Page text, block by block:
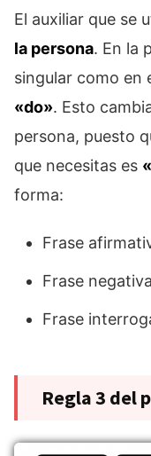
El auxiliar que se
la persona. En la
singular como en
«do». Esto
persona, puesto
que necesitas es
forma:
Frase
Frase
Frase
Regla 3 del